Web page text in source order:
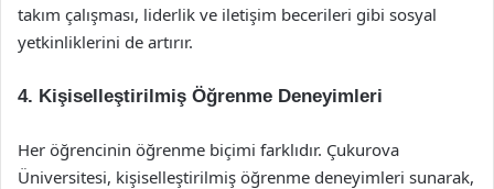
takım çalışması, liderlik ve iletişim becerileri gibi sosyal
yetkinliklerini de artırır.
4. Kişiselleştirilmiş Öğrenme Deneyimleri
Her öğrencinin öğrenme biçimi farklıdır. Çukurova
Üniversitesi, kişiselleştirilmiş öğrenme deneyimleri sunarak,